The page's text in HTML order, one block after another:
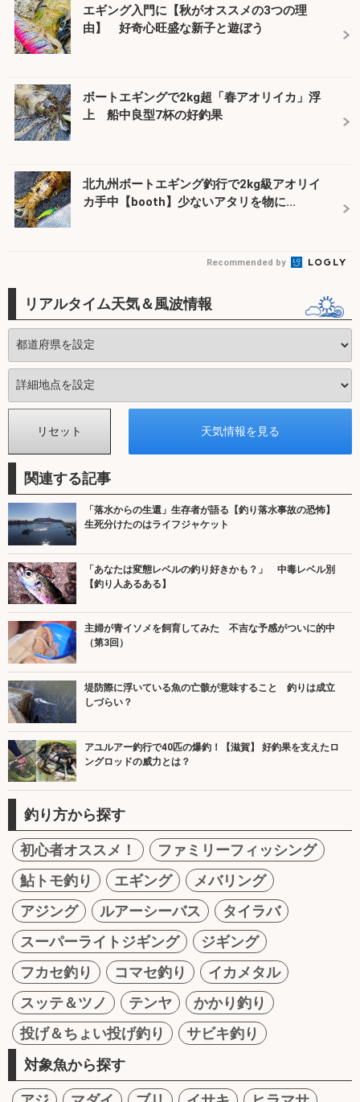
エギング入門に【秋がオススメの3つの理
由】 好奇心旺盛な新子と遊ぼう
ボートエギングで2kg超「春アオリイカ」浮
上 船中良型7杯の好釣果
北九州ボートエギング釣行で2kg級アオリイ
カ手中【booth】少ないアタリを物に...
Recommended by
リアルタイム天気＆風波情報
関連する記事
「落水からの生還」生存者が語る【釣り落水事故の恐怖】
生死分けたのはライフジャケット
「あなたは変態レベルの釣り好きかも？」 中毒レベル別
【釣り人あるある】
主婦が青イソメを飼育してみた 不吉な予感がついに的中
（第3回）
堤防際に浮いている魚の亡骸が意味すること 釣りは成立
しづらい？
アユルアー釣行で40匹の爆釣！【滋賀】 好釣果を支えたロ
ングロッドの威力とは？
釣り方から探す
初心者オススメ！
ファミリーフィッシング
鮎トモ釣り
エギング
メバリング
アジング
ルアーシーバス
タイラバ
スーパーライトジギング
ジギング
フカセ釣り
コマセ釣り
イカメタル
スッテ＆ツノ
テンヤ
かかり釣り
投げ＆ちょい投げ釣り
サビキ釣り
対象魚から探す